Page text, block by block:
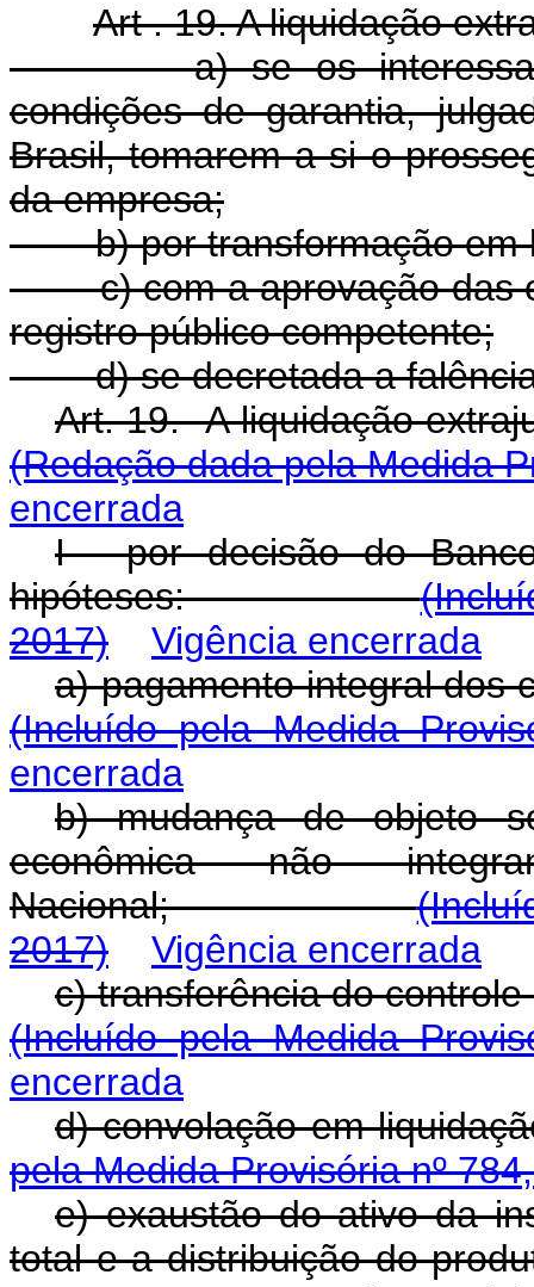
Art . 19. A liquidação
a) se os interessados,
condições de garantia,
Brasil, tomarem a si o
da empresa;
b) por transformação em
c) com a aprovação das
registro público competente;
d) se decretada a falência
Art. 19. A liquidação
(Redação dada pela Medida
encerrada
I - por decisão do
hipóteses:
2017)
Vigência encerrada
a) pagamento
(Incluído pela Medida
encerrada
b) mudança de objeto
econômica não
Nacional;
2017)
Vigência encerrada
c) transferência do
(Incluído pela Medida
encerrada
d) convolação em
pela Medida Provisória nº
e) exaustão do ativo da
total e a distribuição do